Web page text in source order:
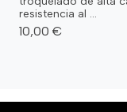
resistencia al ...
10,00 €